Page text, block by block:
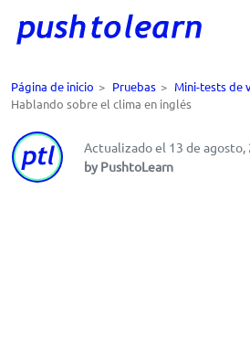
Página de inicio > Pruebas > Mini-tests de
Hablando sobre el clima en inglés
Actualizado el 13 de agosto,
by PushtoLearn